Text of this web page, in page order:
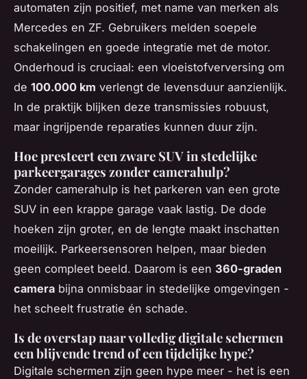
automaten zijn positief, met name van merken als
Mercedes en ZF. Gebruikers melden soepele
schakelingen en goede integratie met de motor.
Onderhoud is cruciaal: een vloeistofverversing om
de 100.000 km verlengt de levensduur aanzienlijk.
In de praktijk blijken deze transmissies robuust,
maar ingrijpende reparaties kunnen duur zijn.
Hoe presteert een zware SUV in stedelijke
parkeergarages zonder camerahulp?
Zonder camerahulp is het parkeren van een grote
SUV in een krappe garage vaak lastig. De dode
hoeken zijn groter, en de lengte maakt inschatten
moeilijk. Parkeersensoren helpen, maar bieden
geen compleet beeld. Daarom is een 360-graden
camera bijna onmisbaar in stedelijke omgevingen -
het scheelt frustratie én schade.
Is de overstap naar volledig digitale schermen
een blijvende trend of een tijdelijke hype?
Digitale schermen zijn geen hype meer - het is een